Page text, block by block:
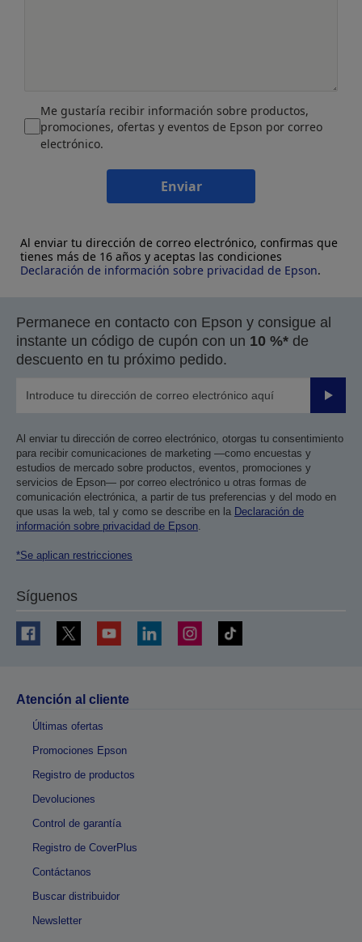
Me gustaría recibir información sobre productos,
promociones, ofertas y eventos de Epson por correo
electrónico.
Enviar
Al enviar tu dirección de correo electrónico, confirmas que
tienes más de 16 años y aceptas las condiciones
Declaración de información sobre privacidad de Epson.
Permanece en contacto con Epson y consigue al
instante un código de cupón con un 10 %* de
descuento en tu próximo pedido.
Enviar
Al enviar tu dirección de correo electrónico, otorgas tu consentimiento
para recibir comunicaciones de marketing —como encuestas y
estudios de mercado sobre productos, eventos, promociones y
servicios de Epson— por correo electrónico u otras formas de
comunicación electrónica, a partir de tus preferencias y del modo en
que usas la web, tal y como se describe en la Declaración de
información sobre privacidad de Epson.
*Se aplican restricciones
Síguenos
Atención al cliente
Últimas ofertas
Promociones Epson
Registro de productos
Devoluciones
Control de garantía
Registro de CoverPlus
Contáctanos
Buscar distribuidor
Newsletter